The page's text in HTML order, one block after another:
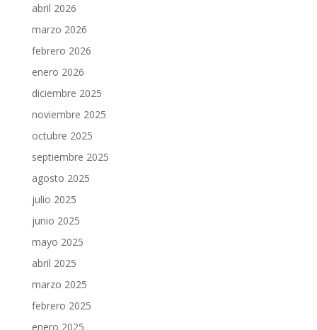
abril 2026
marzo 2026
febrero 2026
enero 2026
diciembre 2025
noviembre 2025
octubre 2025
septiembre 2025
agosto 2025
julio 2025
junio 2025
mayo 2025
abril 2025
marzo 2025
febrero 2025
enero 2025